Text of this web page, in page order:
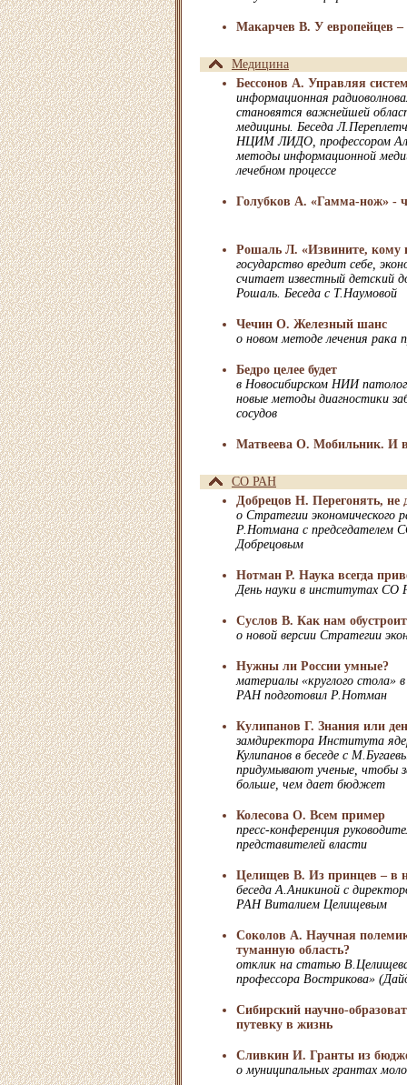
Макарчев В. У европейцев –
Медицина
Бессонов А. Управляя
информационная
становятся важнейшей
медицины. Беседа
НЦИМ ЛИДО, профессором
методы информационной
лечебном процессе
Голубков А. «Гамма-нож» -
Рошаль Л. «Извините, кому
государство вредит себе,
считает известный детский
Рошаль. Беседа с Т.Наумовой
Чечин О. Железный шанс
о новом методе лечения рака
Бедро целее будет
в Новосибирском НИИ
новые методы диагностики
сосудов
Матвеева О. Мобильник. И
СО РАН
Добрецов Н. Перегонять, не
о Стратегии экономического
Р.Нотмана с председателем
Добрецовым
Нотман Р. Наука всегда
День науки в институтах СО
Суслов В. Как нам
о новой версии Стратегии
Нужны ли России умные?
материалы «круглого
РАН подготовил Р.Нотман
Кулипанов Г. Знания или
замдиректора Института
Кулипанов в беседе с
придумывают ученые, чтобы
больше, чем дает бюджет
Колесова О. Всем пример
пресс-конференция
представителей власти
Целищев В. Из принцев – в
беседа А.Аникиной с
РАН Виталием Целищевым
Соколов А. Научная
туманную область?
отклик на статью
профессора Вострикова»
Сибирский научно-
путевку в жизнь
Cливкин И. Гранты из
о муниципальных грантах